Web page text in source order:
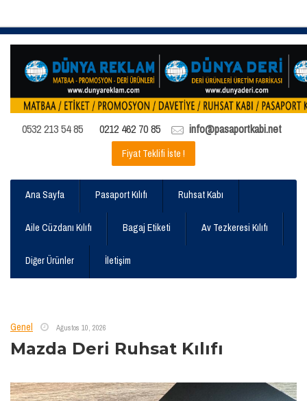
0532 213 54 85 0212 462 70 85 info@pasaportkabi.net
Fiyat Teklifi İste !
Ana Sayfa Pasaport Kılıfı Ruhsat Kabı
Aile Cüzdanı Kılıfı Bagaj Etiketi Av Tezkeresi Kılıfı
Diğer Ürünler İletişim
Genel Ağustos 10, 2026
Mazda Deri Ruhsat Kılıfı